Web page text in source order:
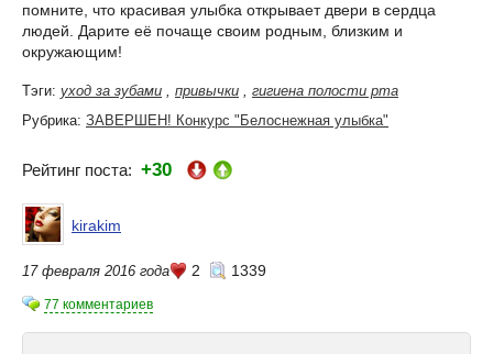
помните, что красивая улыбка открывает двери в сердца
людей. Дарите её почаще своим родным, близким и
окружающим!
Тэги: уход за зубами , привычки , гигиена полости рта
Рубрика: ЗАВЕРШЕН! Конкурс "Белоснежная улыбка"
Рейтинг поста: +30
kirakim
17 февраля 2016 года 2 1339
77 комментариев